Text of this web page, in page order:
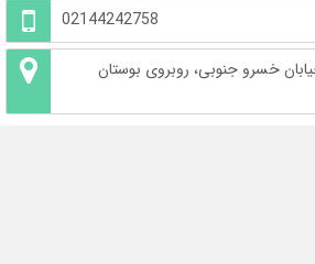
02144242758
خسرو جنوبی، روبروی بوستان